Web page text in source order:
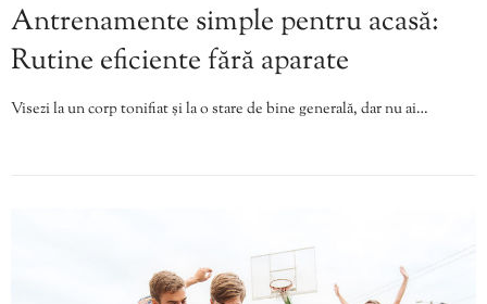
Antrenamente simple pentru acasă:
Rutine eficiente fără aparate
Visezi la un corp tonifiat și la o stare de bine generală, dar nu ai…